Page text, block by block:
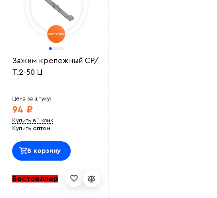
Зажим крепежный СР/
Т.2-50 Ц
Цена за штуку:
94 ₽
Купить в 1 клик
Купить оптом
В корзину
Бестселлер